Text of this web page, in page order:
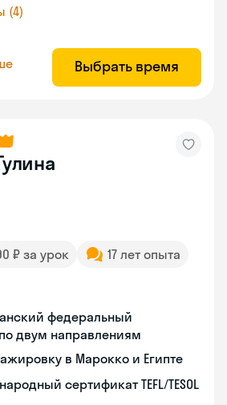
(4)
Выбрать время
₽ за урок
17 лет опыта
федеральный
двум направлениям
в Марокко и Египте
сертификат TEFL/TESOL